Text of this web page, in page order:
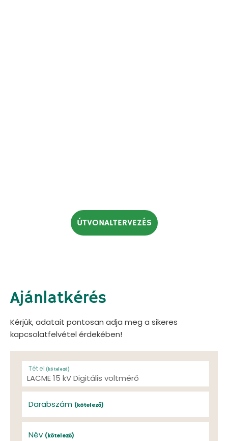
ÚTVONALTERVEZÉS
Ajánlatkérés
Kérjük, adatait pontosan adja meg a sikeres
kapcsolatfelvétel érdekében!
Tétel(kötelező)
Darabszám (kötelező)
Név (kötelező)